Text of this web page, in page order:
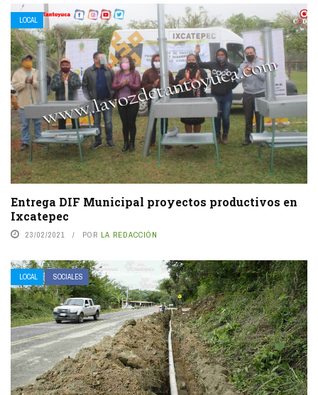
LOCAL
Entrega DIF Municipal proyectos productivos en
Ixcatepec
23/02/2021 POR LA REDACCIÓN
LOCAL SOCIALES